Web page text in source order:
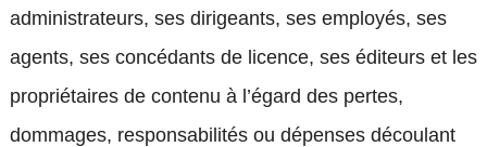
administrateurs, ses dirigeants, ses employés, ses
agents, ses concédants de licence, ses éditeurs et les
propriétaires de contenu à l’égard des pertes,
dommages, responsabilités ou dépenses découlant